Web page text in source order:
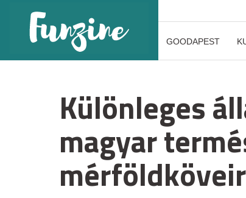
GOODAPEST
Különleges
magyar